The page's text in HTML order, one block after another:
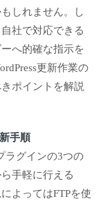
しれません。し
社で対応できる
へ的確な指示を
更新作業の
ポイントを解説
手順
ラグインの3つの
手軽に行える
よってはFTPを使